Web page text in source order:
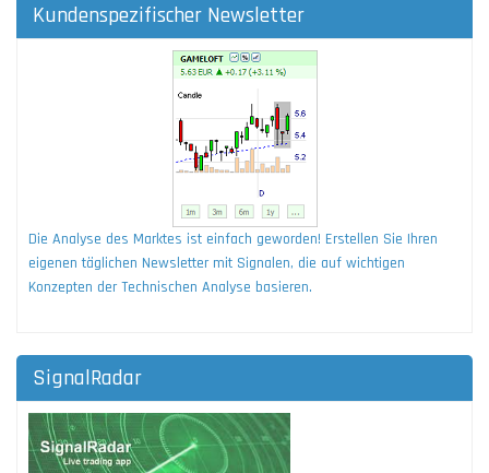
Kundenspezifischer Newsletter
Die Analyse des Marktes ist einfach geworden! Erstellen Sie Ihren
eigenen täglichen Newsletter mit Signalen, die auf wichtigen
Konzepten der Technischen Analyse basieren.
SignalRadar